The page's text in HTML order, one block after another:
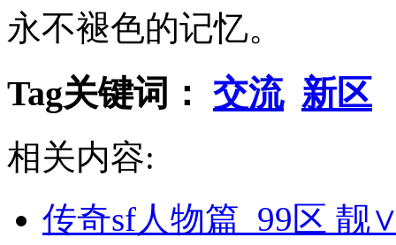
永不褪色的记忆。
Tag关键词： 交流 新区
相关内容:
传奇sf人物篇_99区 靓